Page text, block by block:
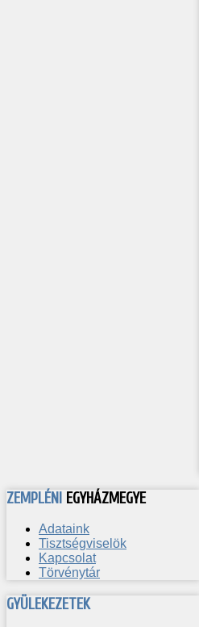
ZEMPLÉNI EGYHÁZMEGYE
Adataink
Tisztségviselök
Kapcsolat
Törvénytár
GYÜLEKEZETEK